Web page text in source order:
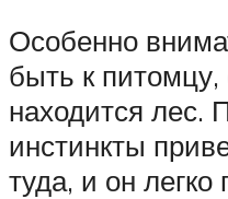
Особенно
быть к
находится лес.
инстинкты
туда, и он легко